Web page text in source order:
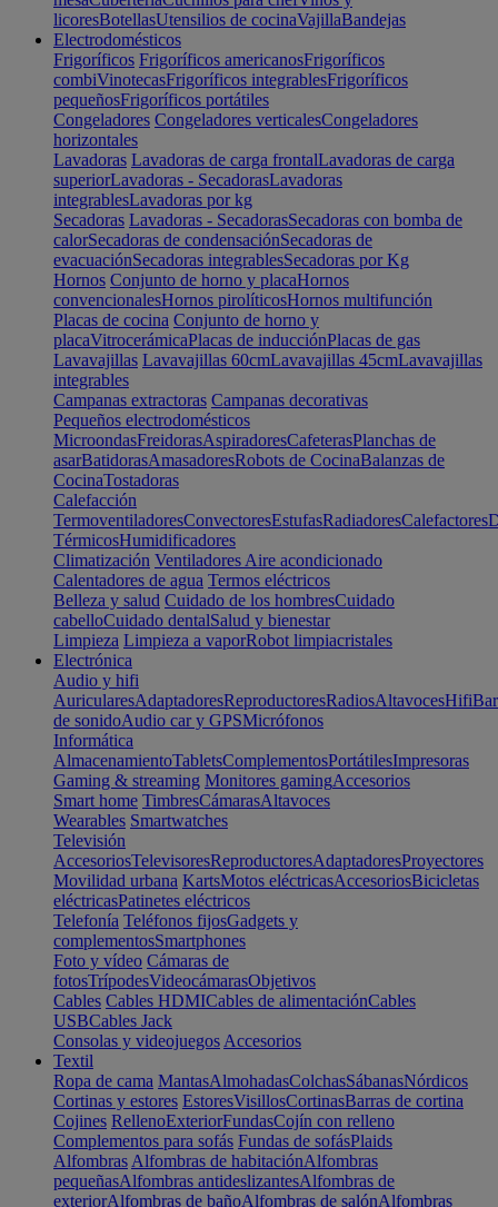
licoresBotellasUtensilios de cocinaVajillaBandejas
Electrodomésticos
Frigoríficos Frigoríficos americanosFrigoríficos
combiVinotecasFrigoríficos integrablesFrigoríficos
pequeñosFrigoríficos portátiles
Congeladores Congeladores verticalesCongeladores
horizontales
Lavadoras Lavadoras de carga frontalLavadoras de carga
superiorLavadoras - SecadorasLavadoras
integrablesLavadoras por kg
Secadoras Lavadoras - SecadorasSecadoras con bomba de
calorSecadoras de condensaciónSecadoras de
evacuaciónSecadoras integrablesSecadoras por Kg
Hornos Conjunto de horno y placaHornos
convencionalesHornos pirolíticosHornos multifunción
Placas de cocina Conjunto de horno y
placaVitrocerámicaPlacas de inducciónPlacas de gas
Lavavajillas Lavavajillas 60cmLavavajillas 45cmLavavajillas
integrables
Campanas extractoras Campanas decorativas
Pequeños electrodomésticos
MicroondasFreidorasAspiradoresCafeterasPlanchas de
asarBatidorasAmasadoresRobots de CocinaBalanzas de
CocinaTostadoras
Calefacción
TermoventiladoresConvectoresEstufasRadiadoresCalefactores
TérmicosHumidificadores
Climatización Ventiladores Aire acondicionado
Calentadores de agua Termos eléctricos
Belleza y salud Cuidado de los hombresCuidado
cabelloCuidado dentalSalud y bienestar
Limpieza Limpieza a vaporRobot limpiacristales
Electrónica
Audio y hifi
AuricularesAdaptadoresReproductoresRadiosAltavocesHifi
de sonidoAudio car y GPSMicrófonos
Informática
AlmacenamientoTabletsComplementosPortátilesImpresoras
Gaming & streaming Monitores gamingAccesorios
Smart home TimbresCámarasAltavoces
Wearables Smartwatches
Televisión
AccesoriosTelevisoresReproductoresAdaptadoresProyectores
Movilidad urbana KartsMotos eléctricasAccesoriosBicicletas
eléctricasPatinetes eléctricos
Telefonía Teléfonos fijosGadgets y
complementosSmartphones
Foto y vídeo Cámaras de
fotosTrípodesVideocámarasObjetivos
Cables Cables HDMICables de alimentaciónCables
USBCables Jack
Consolas y videojuegos Accesorios
Textil
Ropa de cama MantasAlmohadasColchasSábanasNórdicos
Cortinas y estores EstoresVisillosCortinasBarras de cortina
Cojines RellenoExteriorFundasCojín con relleno
Complementos para sofás Fundas de sofásPlaids
Alfombras Alfombras de habitaciónAlfombras
pequeñasAlfombras antideslizantesAlfombras de
exteriorAlfombras de bañoAlfombras de salónAlfombras